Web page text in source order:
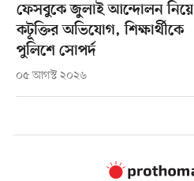
ফেসবুকে জুলাই আন্দোলন নিয়ে
কটূক্তির অভিযোগ, শিক্ষার্থীকে
পুলিশে সোপর্দ
০৫ আগস্ট ২০২৬